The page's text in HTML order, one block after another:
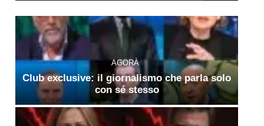
AGORÀ
Club exclusive: il giornalismo che parla solo
con sé stesso